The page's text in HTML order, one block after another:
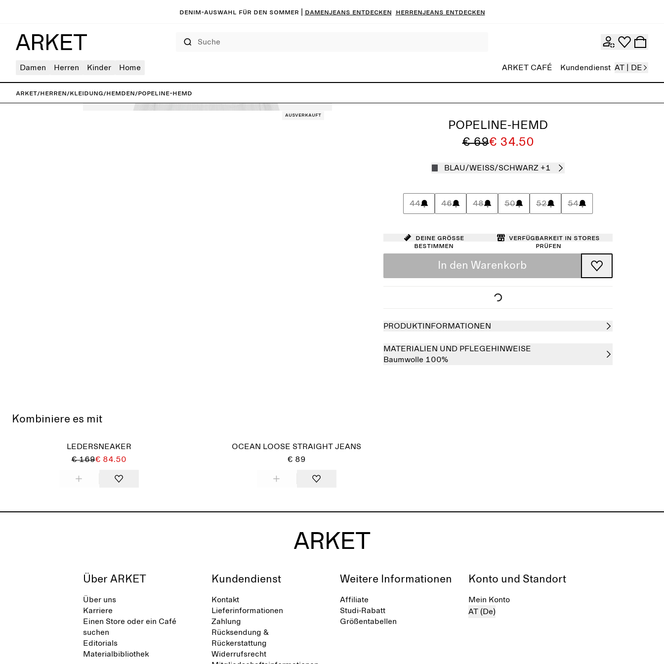
Denim-Auswahl für den Sommer | Damenjeans entdecken Herrenjeans entdecken
Damen Herren Kinder Home ARKET CAFÉ Kundendienst AT | DE
ARKET/Herren/Kleidung/Hemden/Popeline-Hemd
Ausverkauft
POPELINE-HEMD
€ 69€ 34.50
BLAU/WEISS/SCHWARZ +1
44 46 48 50 52 54
Deine Größe
bestimmen
Verfügbarkeit in Stores
prüfen
In den Warenkorb
PRODUKTINFORMATIONEN
MATERIALIEN UND PFLEGEHINWEISE
Baumwolle 100%
Kombiniere es mit
LEDERSNEAKER
€ 169€ 84.50
OCEAN LOOSE STRAIGHT JEANS
€ 89
Über ARKET
Über uns
Karriere
Einen Store oder ein Café
suchen
Editorials
Materialbibliothek
Kundendienst
Kontakt
Lieferinformationen
Zahlung
Rücksendung &
Rückerstattung
Widerrufsrecht
Weitere Informationen
Affiliate
Studi-Rabatt
Größentabellen
Konto und Standort
Mein Konto
AT (De)